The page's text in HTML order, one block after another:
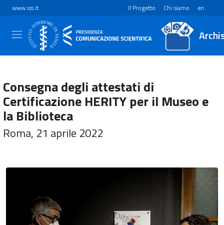
www.iss.it Il Progetto Chi siamo en
Consegna degli attestati di
Certificazione HERITY per il Museo e
la Biblioteca
Roma, 21 aprile 2022